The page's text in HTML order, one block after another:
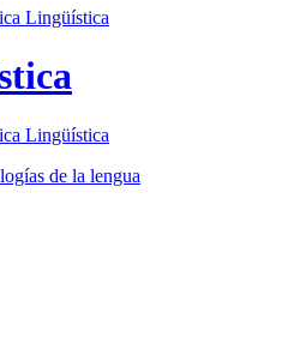
Lingüística
Lingüística
de la lengua